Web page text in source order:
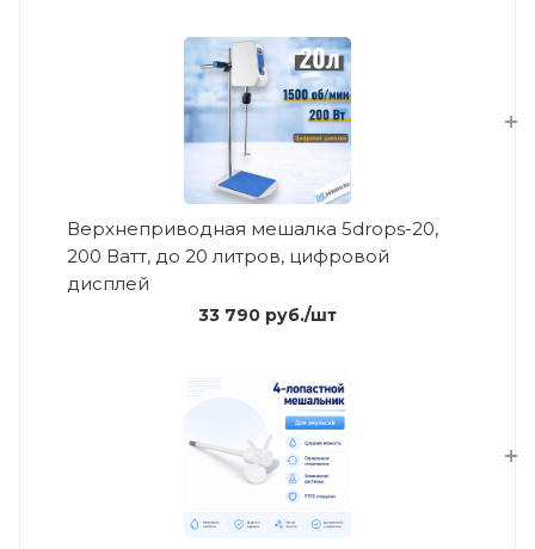
Верхнеприводная мешалка 5drops-20,
200 Ватт, до 20 литров, цифровой
дисплей
33 790 руб./шт